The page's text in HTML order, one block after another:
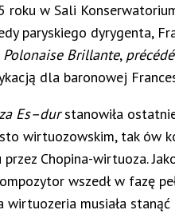
w Sali
paryskiego dyrygenta,
Polonaise Brillante,
dla baronowej
Es–durstanowiła
wirtuozowskim, tak ów
Chopina-wirtuoza.
wszedł w fazę
musiała